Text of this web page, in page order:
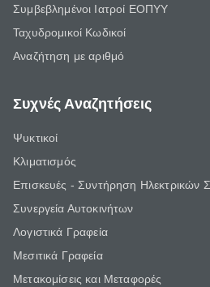
Συμβεβλημένοι Ιατροί ΕΟΠΥΥ
Ταχυδρομικοί Κωδικοί
Αναζήτηση με αριθμό
Συχνές Αναζητήσεις
Ψυκτικοί
Κλιματισμός
Επισκευές - Συντήρηση Ηλεκτρικών
Συνεργεία Αυτοκινήτων
Λογιστικά Γραφεία
Μεσιτικά Γραφεία
Μετακομίσεις και Μεταφορές